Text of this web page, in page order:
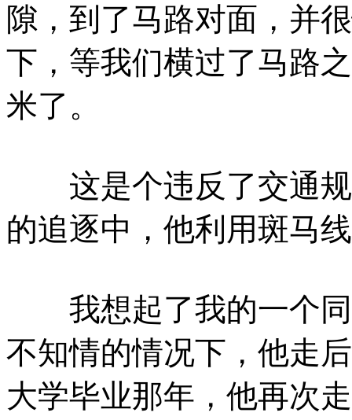
隙，到了马路对面，并
下，等我们横过了马路
米了。
这是个违反了交通规
的追逐中，他利用斑马
我想起了我的一个同
不知情的情况下，他走
大学毕业那年，他再次